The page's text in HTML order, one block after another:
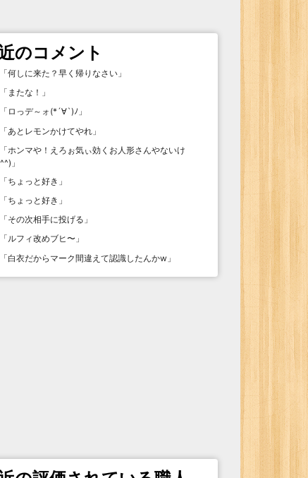
のコメント
「何しに来た？早く帰りなさい 」
「 またな！ 」
「 ロっデ～ォ(*´∀`)ﾉ 」
「あとレモンかけてやれ 」
「ホンマや！えろぉ気ぃ効くお人形さんやないけ
」
「ちょっと好き 」
「ちょっと好き 」
「その次相手に投げる 」
「ルフィ改めブヒ〜 」
「白衣だからマーク間違えて認識したんかw 」